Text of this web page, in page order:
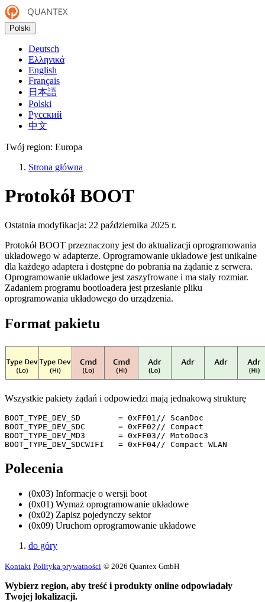
Polski
Deutsch
Ελληνικά
English
Français
日本語
Polski
Русский
中文
Twój region: Europa
Strona główna
Protokół BOOT
Ostatnia modyfikacja: 22 października 2025 r.
Protokół BOOT przeznaczony jest do aktualizacji oprogramowania
układowego w adapterze. Oprogramowanie układowe jest unikalne
dla każdego adaptera i dostępne do pobrania na żądanie z serwera.
Oprogramowanie układowe jest zaszyfrowane i ma stały rozmiar.
Zadaniem programu bootloadera jest przesłanie pliku
oprogramowania układowego do urządzenia.
Format pakietu
Wszystkie pakiety żądań i odpowiedzi mają jednakową strukturę
BOOT_TYPE_DEV_SD	= 0xFF01// ScanDoc
BOOT_TYPE_DEV_SDC	= 0xFF02// Compact
BOOT_TYPE_DEV_MD3	= 0xFF03// MotoDoc3
BOOT_TYPE_DEV_SDCWIFI	= 0xFF04// Compact WLAN
Polecenia
(0x03) Informacje o wersji boot
(0x01) Wymaż oprogramowanie układowe
(0x02) Zapisz pojedynczy sektor
(0x09) Uruchom oprogramowanie układowe
do góry
Kontakt Polityka prywatności © 2026 Quantex GmbH
Wybierz region, aby treść i produkty online odpowiadały
Twojej lokalizacji.